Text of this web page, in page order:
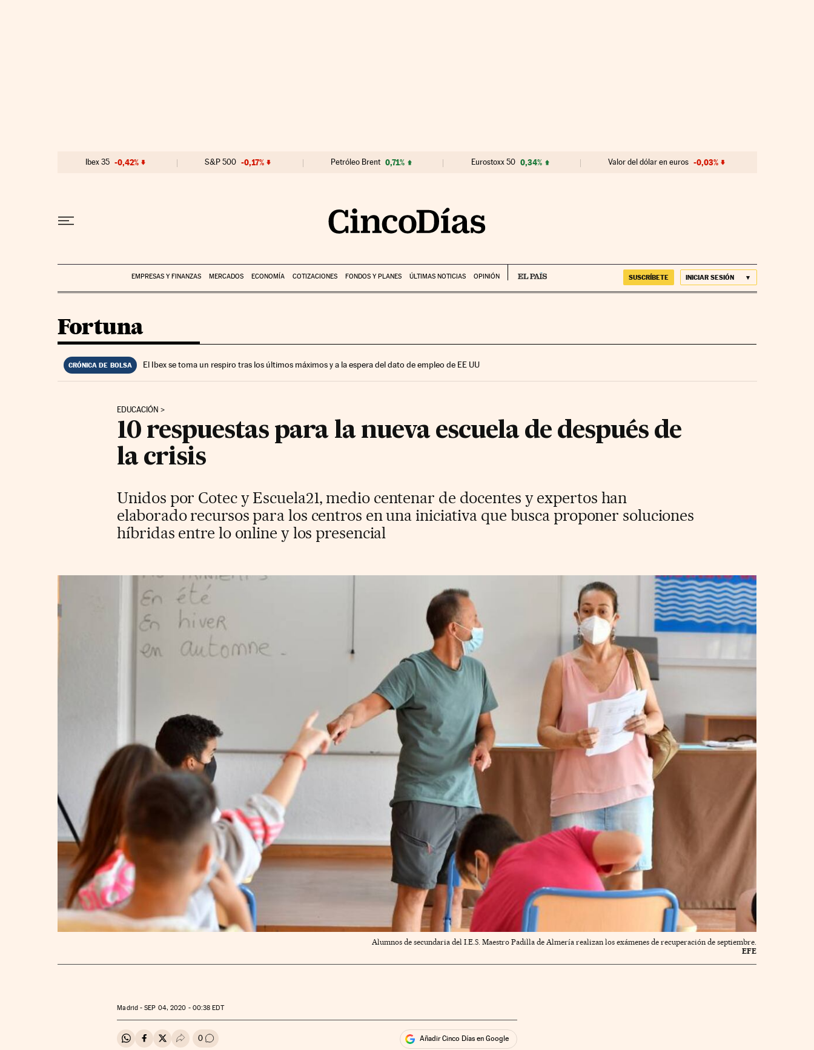
Ibex 35 -0,42% S&P 500 -0,17% Petróleo Brent 0,71% Eurostoxx 50 0,34% Valor del dólar en euros -0,03%
EMPRESAS Y FINANZAS MERCADOS ECONOMÍA COTIZACIONES FONDOS Y PLANES ÚLTIMAS NOTICIAS OPINIÓN SUSCRÍBETE INICIAR SESIÓN
Fortuna
CRÓNICA DE BOLSA El Ibex se toma un respiro tras los últimos máximos y a la espera del dato de empleo de EE UU
EDUCACIÓN
10 respuestas para la nueva escuela de después de
la crisis
Unidos por Cotec y Escuela21, medio centenar de docentes y expertos han
elaborado recursos para los centros en una iniciativa que busca proponer soluciones
híbridas entre lo online y los presencial
Alumnos de secundaria del I.E.S. Maestro Padilla de Almería realizan los exámenes de recuperación de septiembre.
EFE
Madrid -SEP 04, 2020 - 00:38 EDT
Compartir en Whatsapp
Compartir en Facebook
Compartir en Twitter
Desplegar Redes Sociales
0 Ir a los comentarios Añadir Cinco Días en Google